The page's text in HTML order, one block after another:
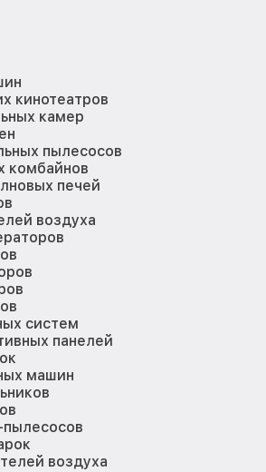
кинотеатров
камер
пылесосов
комбайнов
печей
воздуха
систем
панелей
машин
воздуха